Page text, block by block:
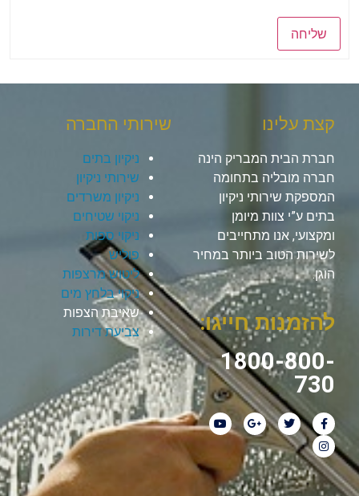
שליחה
קצת עלינו
חברת הבית המבריק הינה
חברה מובליה בתחומה
המספקת שירותי ניקיון
בתים ע”י צוות מיומן
ומקצועי, אנו מתחייבים
לשירות הטוב ביותר במחיר
הוגן.
להזמנות חייגו:
1800-800-
730
שירותי החברה
ניקיון בתים
שירותי ניקיון
ניקיון משרדים
ניקוי שטיחים
ניקוי ספות
פוליש
ליטוש מרצפות
ניקוי בלחץ מים
שאיבת הצפות
צביעת דירות